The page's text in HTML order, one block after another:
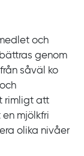
och
genom
såväl ko
rimligt att
mjölkfri
olika nivåer